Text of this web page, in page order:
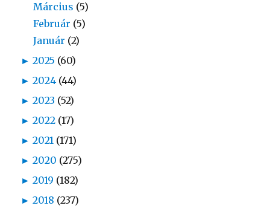
Március (5)
Február (5)
Január (2)
► 2025 (60)
► 2024 (44)
► 2023 (52)
► 2022 (17)
► 2021 (171)
► 2020 (275)
► 2019 (182)
► 2018 (237)